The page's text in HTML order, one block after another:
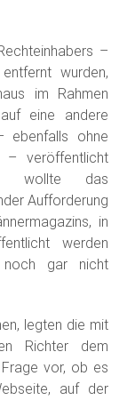
–
wurden,
im Rahmen
eine andere
ebenfalls ohne
– veröffentlicht
wollte das
Aufforderung
in
werden
gar nicht
legten die mit
Richter dem
vor, ob es
auf der